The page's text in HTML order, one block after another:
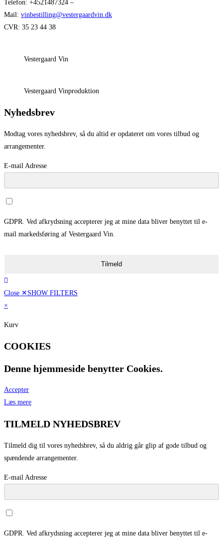
Telefon: +4521487324 –
Mail: vinbestilling@vestergaardvin.dk
CVR: 35 23 44 38
Vestergaard Vin
Vestergaard Vinproduktion
Nyhedsbrev
Modtag vores nyhedsbrev, så du altid er opdateret om vores tilbud og
arrangementer.
E-mail Adresse
GDPR. Ved afkrydsning accepterer jeg at mine data bliver benyttet til e-
mail markedsføring af Vestergaard Vin.
Tilmeld
Close ✕ SHOW FILTERS
×
Kurv
COOKIES
Denne hjemmeside benytter Cookies.
Accepter
Læs mere
TILMELD NYHEDSBREV
Tilmeld dig til vores nyhedsbrev, så du aldrig går glip af gode tilbud og
spændende arrangementer.
E-mail Adresse
GDPR. Ved afkrydsning accepterer jeg at mine data bliver benyttet til e-